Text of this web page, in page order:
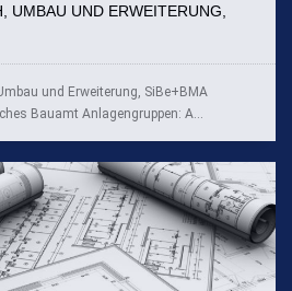
UMBAU UND ERWEITERUNG,
und Erweiterung, SiBe+BMA
Bauamt Anlagengruppen: A...